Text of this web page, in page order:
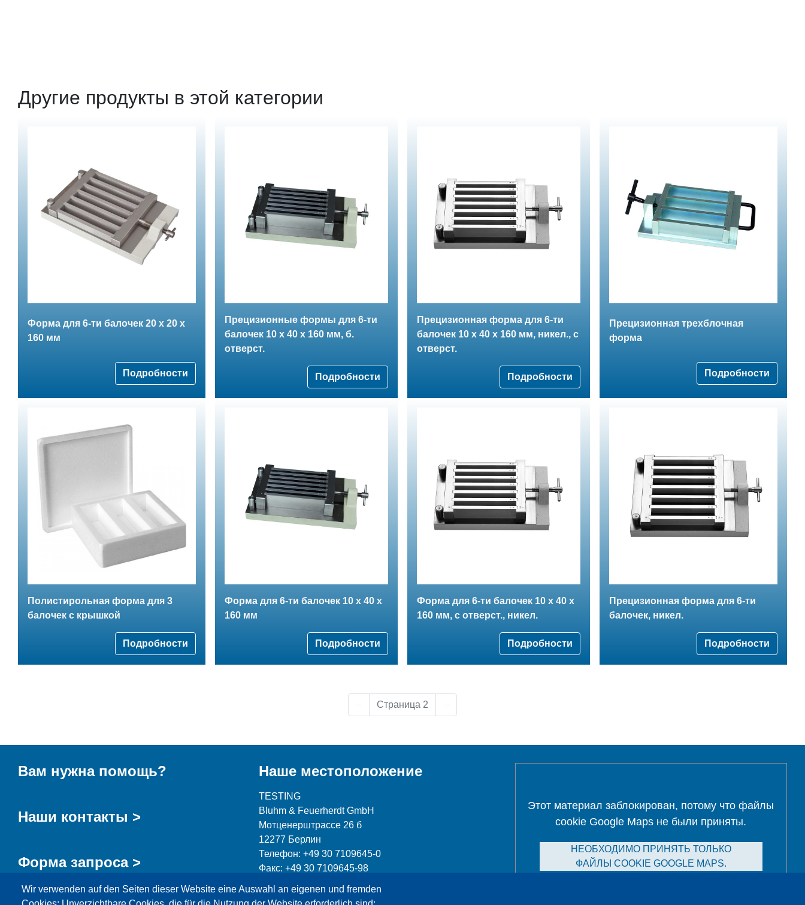
Другие продукты в этой категории
Форма для 6-ти балочек 20 х 20 х
160 мм
Подробности
Прецизионные формы для 6-ти
балочек 10 х 40 х 160 мм, б.
отверст.
Подробности
Прецизионная форма для 6-ти
балочек 10 х 40 х 160 мм, никел., с
отверст.
Подробности
Прецизионная трехблочная
форма
Подробности
Полистирольная форма для 3
балочек с крышкой
Подробности
Форма для 6-ти балочек 10 х 40 х
160 мм
Подробности
Форма для 6-ти балочек 10 х 40 х
160 мм, с отверст., никел.
Подробности
Прецизионная форма для 6-ти
балочек, никел.
Подробности
Предыдущая страница
Страница 2
Wir verwenden auf den Seiten dieser Website eine Auswahl an eigenen und fremden
Вам нужна помощь?
Наши контакты >
Форма запроса >
Наше местоположение
TESTING
Bluhm & Feuerherdt GmbH
Мотценерштрассе 26 б
12277 Берлин
Телефон: +49 30 7109645-0
Факс: +49 30 7109645-98
info@testing.de
Этот материал заблокирован, потому что файлы
cookie Google Maps не были приняты.
НЕОБХОДИМО ПРИНЯТЬ ТОЛЬКО
ФАЙЛЫ COOKIE GOOGLE MAPS.